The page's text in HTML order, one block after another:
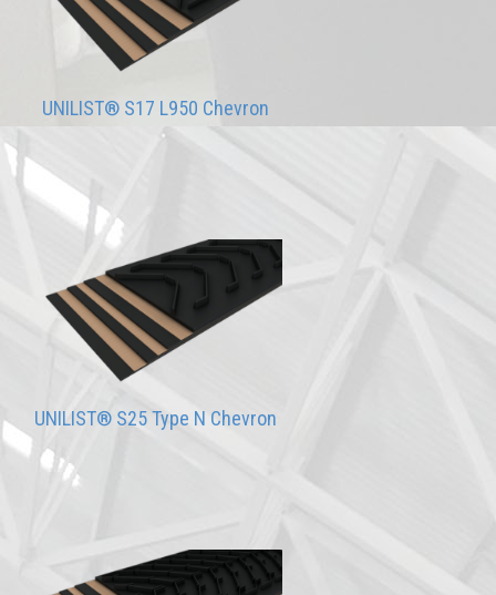
UNILIST® S17 L950 Chevron
UNILIST® S25 Type N Chevron